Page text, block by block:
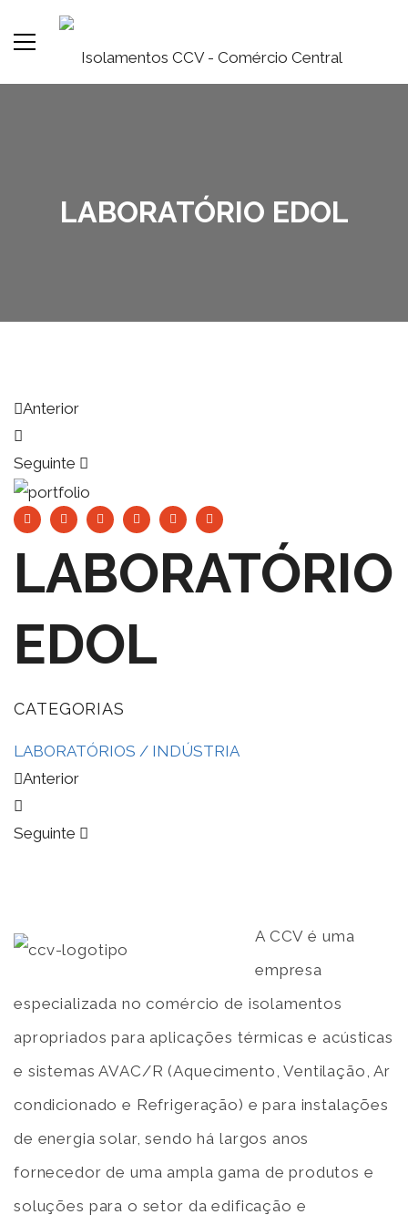
LABORATÓRIO EDOL
Anterior
Seguinte
LABORATÓRIO
EDOL
CATEGORIAS
LABORATÓRIOS / INDÚSTRIA
Anterior
Seguinte
A CCV é uma
empresa
especializada no comércio de isolamentos
apropriados para aplicações térmicas e acústicas
e sistemas AVAC/R (Aquecimento, Ventilação, Ar
condicionado e Refrigeração) e para instalações
de energia solar, sendo há largos anos
fornecedor de uma ampla gama de produtos e
soluções para o setor da edificação e